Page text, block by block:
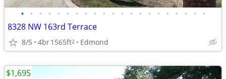
• • • • • • • • • • • • • • • • • • • • •
8328 NW 163rd Terrace
8/5 4br1565ft2 Edmond
$1,695